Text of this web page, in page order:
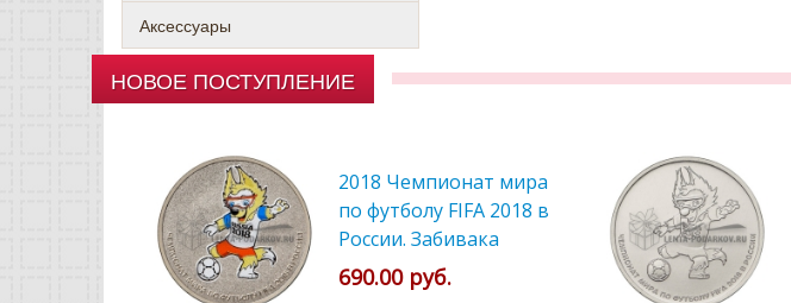
Аксессуары
НОВОЕ ПОСТУПЛЕНИЕ
2018 Чемпионат мира
по футболу FIFA 2018 в
России. Забивака
цветной
690.00 руб.